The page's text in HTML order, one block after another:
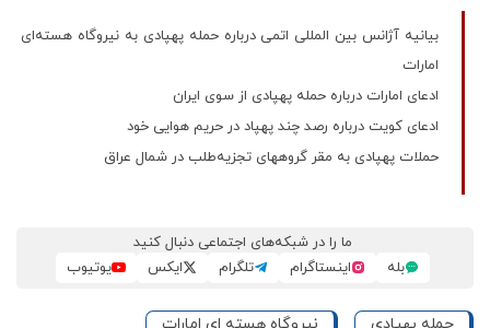
بیانیه آژانس بین المللی اتمی درباره حمله پهپادی به نیروگاه هسته‌ای
امارات
ادعای امارات درباره حمله پهپادی از سوی ایران
ادعای کویت درباره رصد چند پهپاد در حریم هوایی خود
حملات پهپادی به مقر گروههای تجزیه‌طلب‌ در شمال عراق
ما را در شبکه‌های اجتماعی دنبال کنید
بله
اینستاگرام تلگرام ایکس یوتیوب